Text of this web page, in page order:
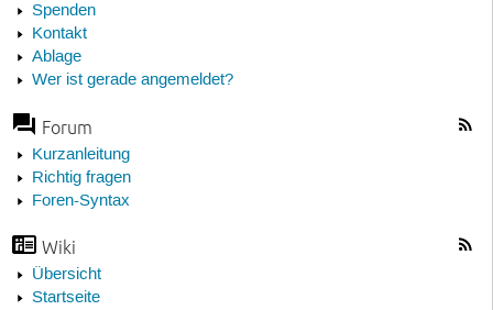
Spenden
Kontakt
Ablage
Wer ist gerade angemeldet?
Forum
Kurzanleitung
Richtig fragen
Foren-Syntax
Wiki
Übersicht
Startseite